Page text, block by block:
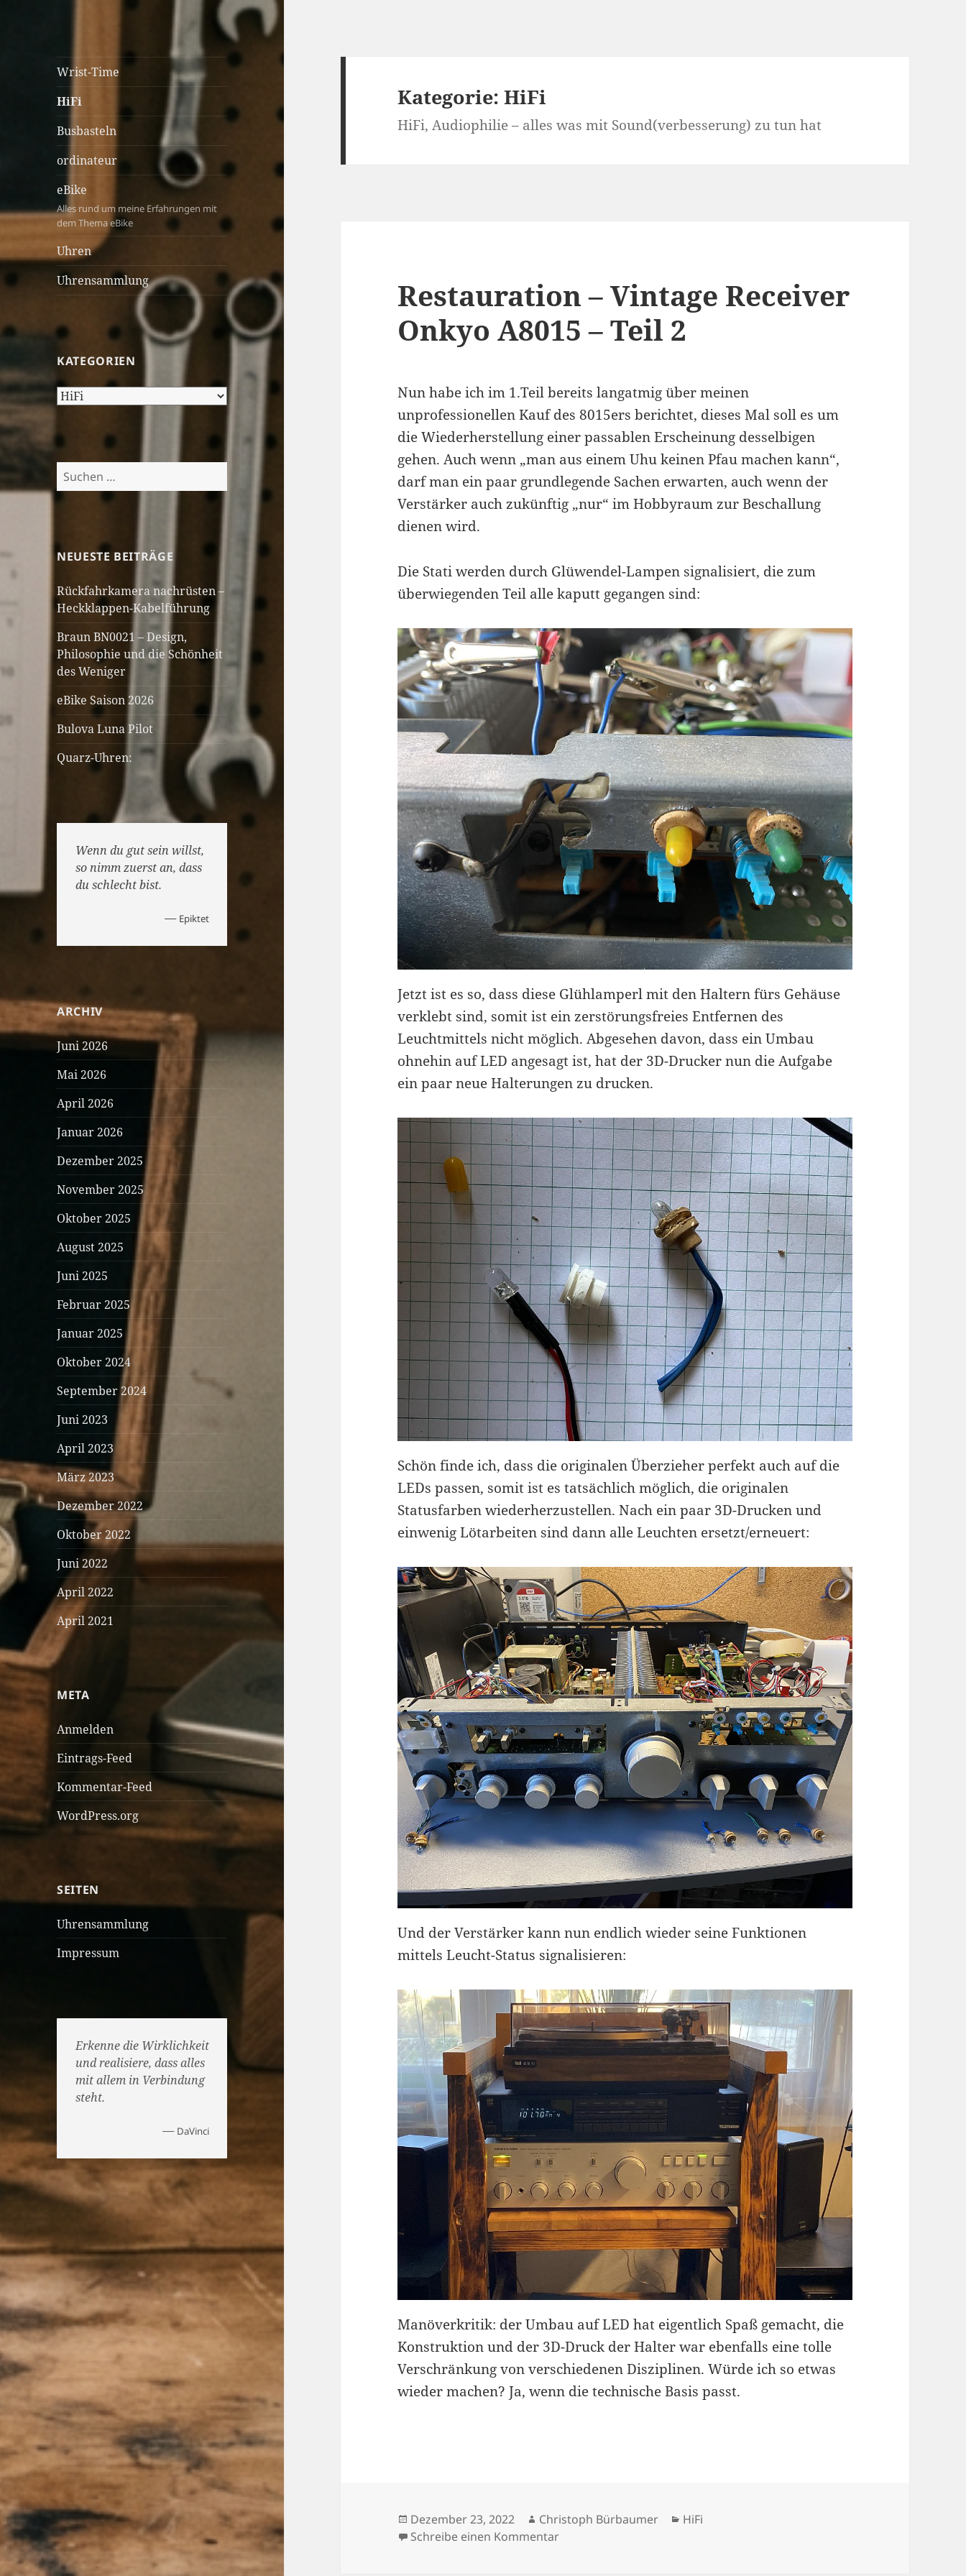
cartastrophy.at
Von Kolben, Pixeln und
Zahnrädern & immer under
construction ;-)
Wrist-Time
HiFi
Busbasteln
ordinateur
eBike
Alles rund um meine Erfahrungen mit
dem Thema eBike
Uhren
Uhrensammlung
KATEGORIEN
Kategorien
Suchen
nach:
NEUESTE BEITRÄGE
Rückfahrkamera nachrüsten –
Heckklappen-Kabelführung
Braun BN0021 – Design,
Philosophie und die Schönheit
des Weniger
eBike Saison 2026
Bulova Luna Pilot
Quarz-Uhren:
Wenn du gut sein willst,
so nimm zuerst an, dass
du schlecht bist.
— Epiktet
ARCHIV
Juni 2026
Mai 2026
April 2026
Januar 2026
Dezember 2025
November 2025
Oktober 2025
August 2025
Juni 2025
Februar 2025
Januar 2025
Oktober 2024
September 2024
Juni 2023
April 2023
März 2023
Dezember 2022
Oktober 2022
Juni 2022
April 2022
April 2021
META
Anmelden
Eintrags-Feed
Kommentar-Feed
WordPress.org
SEITEN
Uhrensammlung
Impressum
Erkenne die Wirklichkeit
und realisiere, dass alles
mit allem in Verbindung
steht.
— DaVinci
Kategorie:HiFi
HiFi, Audiophilie – alles was mit Sound(verbesserung) zu tun hat
Restauration – Vintage Receiver
Onkyo A8015 – Teil 2
Nun habe ich im 1.Teil bereits langatmig über meinen
unprofessionellen Kauf des 8015ers berichtet, dieses Mal soll es um
die Wiederherstellung einer passablen Erscheinung desselbigen
gehen. Auch wenn „man aus einem Uhu keinen Pfau machen kann“,
darf man ein paar grundlegende Sachen erwarten, auch wenn der
Verstärker auch zukünftig „nur“ im Hobbyraum zur Beschallung
dienen wird.
Die Stati werden durch Glüwendel-Lampen signalisiert, die zum
überwiegenden Teil alle kaputt gegangen sind:
Jetzt ist es so, dass diese Glühlamperl mit den Haltern fürs Gehäuse
verklebt sind, somit ist ein zerstörungsfreies Entfernen des
Leuchtmittels nicht möglich. Abgesehen davon, dass ein Umbau
ohnehin auf LED angesagt ist, hat der 3D-Drucker nun die Aufgabe
ein paar neue Halterungen zu drucken.
Schön finde ich, dass die originalen Überzieher perfekt auch auf die
LEDs passen, somit ist es tatsächlich möglich, die originalen
Statusfarben wiederherzustellen. Nach ein paar 3D-Drucken und
einwenig Lötarbeiten sind dann alle Leuchten ersetzt/erneuert:
Und der Verstärker kann nun endlich wieder seine Funktionen
mittels Leucht-Status signalisieren:
Manöverkritik: der Umbau auf LED hat eigentlich Spaß gemacht, die
Konstruktion und der 3D-Druck der Halter war ebenfalls eine tolle
Verschränkung von verschiedenen Disziplinen. Würde ich so etwas
wieder machen? Ja, wenn die technische Basis passt.
Veröffentlicht
am
Dezember 23, 2022 Autor
Christoph Bürbaumer Kategorien
HiFi
Schreibe einen Kommentarzu Restauration – Vintage Receiver Onkyo A8015 – Teil 2